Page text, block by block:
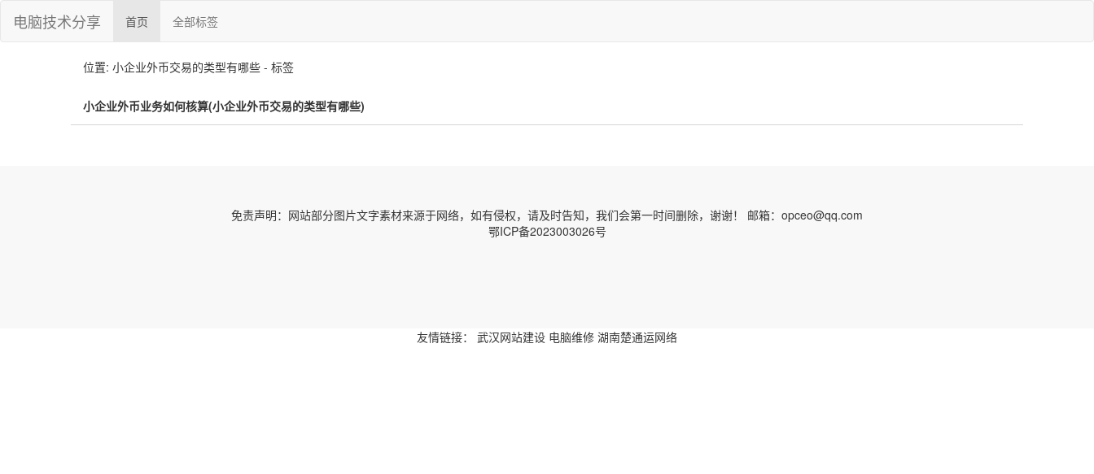
电脑技术分享 首页 全部标签
位置: 小企业外币交易的类型有哪些 - 标签
小企业外币业务如何核算(小企业外币交易的类型有哪些)
免责声明：网站部分图片文字素材来源于网络，如有侵权，请及时告知，我们会第一时间删除，谢谢！ 邮箱：opceo@qq.com
鄂ICP备2023003026号
友情链接： 武汉网站建设 电脑维修 湖南楚通运网络